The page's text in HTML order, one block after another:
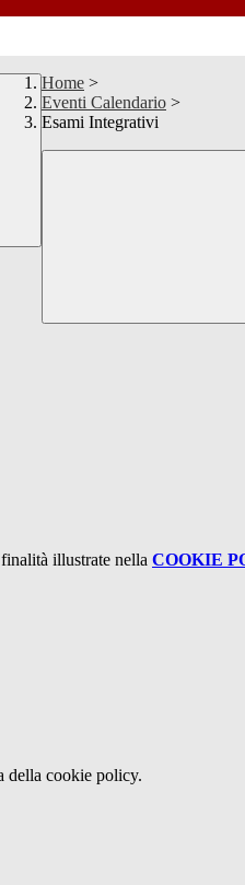
Home >
Eventi Calendario >
Esami Integrativi
illustrate nella COOKIE
della cookie policy.